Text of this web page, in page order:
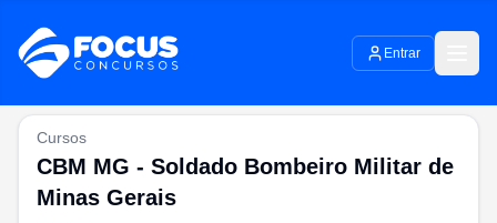
Entrar
Cursos
CBM MG - Soldado Bombeiro Militar de
Minas Gerais